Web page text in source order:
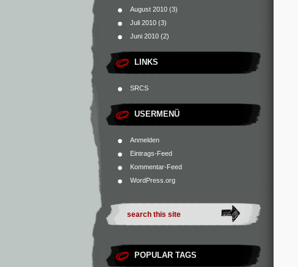
August 2010 (3)
Juli 2010 (3)
Juni 2010 (2)
LINKS
SRCS
USERMENÜ
Anmelden
Eintrags-Feed
Kommentar-Feed
WordPress.org
POPULAR TAGS